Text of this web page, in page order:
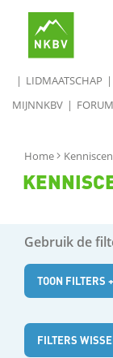
LIDMAATSCHAP
MIJNNKBV
FORUM
Home
Gebruik de
TOON FILTERS +
FILTERS